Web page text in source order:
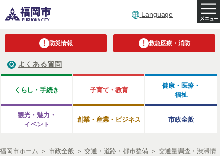
Language
防災情報 救急医療・消防
よくある質問
くらし・手続き 子育て・教育
健康・医療・
福祉
観光・魅力・
イベント
創業・産業・ビジネス 市政全般
福岡市ホーム ＞ 市政全般 ＞ 交通・道路・都市整備 ＞ 交通量調査・渋滞情